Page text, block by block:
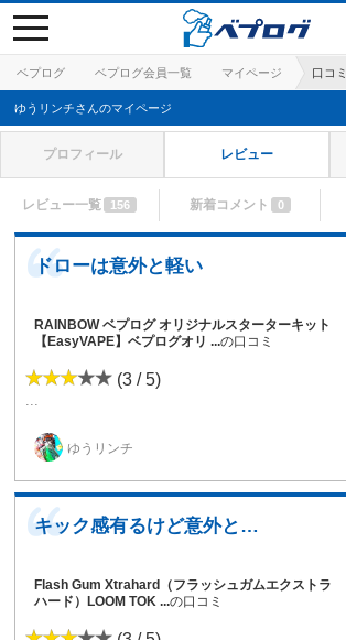
ベプログ ベプログ会員一覧 マイページ 口コミ
toggle
navigation
ゆうリンチさんのマイページ
プロフィール レビュー
レビュー一覧 156 新着コメント 0
ドローは意外と軽い
RAINBOW ベプログ オリジナルスターターキット
【EasyVAPE】ベプログオリ ...の口コミ
(3 / 5)
...
ゆうリンチ
キック感有るけど意外と優しい味ですよ ...
Flash Gum Xtrahard（フラッシュガムエクストラ
ハード）LOOM TOK ...の口コミ